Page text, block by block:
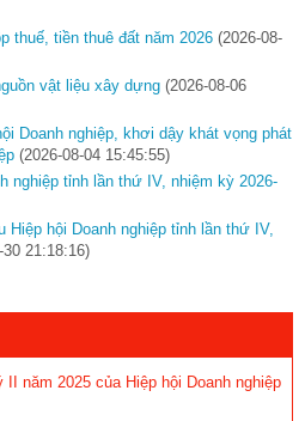
thuế, tiền thuê đất năm 2026 (2026-08-
vật liệu xây dựng (2026-08-06
Doanh nghiệp, khơi dậy khát vọng phát
(2026-08-04 15:45:55)
nghiệp tỉnh lần thứ IV, nhiệm kỳ 2026-
Hiệp hội Doanh nghiệp tỉnh lần thứ IV,
30 21:18:16)
năm 2025 của Hiệp hội Doanh nghiệp